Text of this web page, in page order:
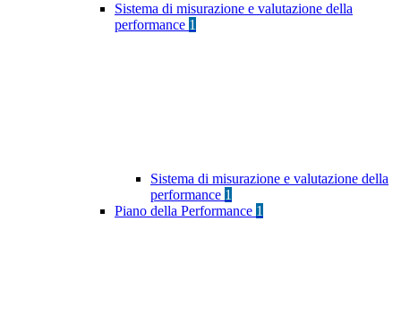
Sistema di misurazione e valutazione della
performance 1
Sistema di misurazione e valutazione della
performance 1
Piano della Performance 1